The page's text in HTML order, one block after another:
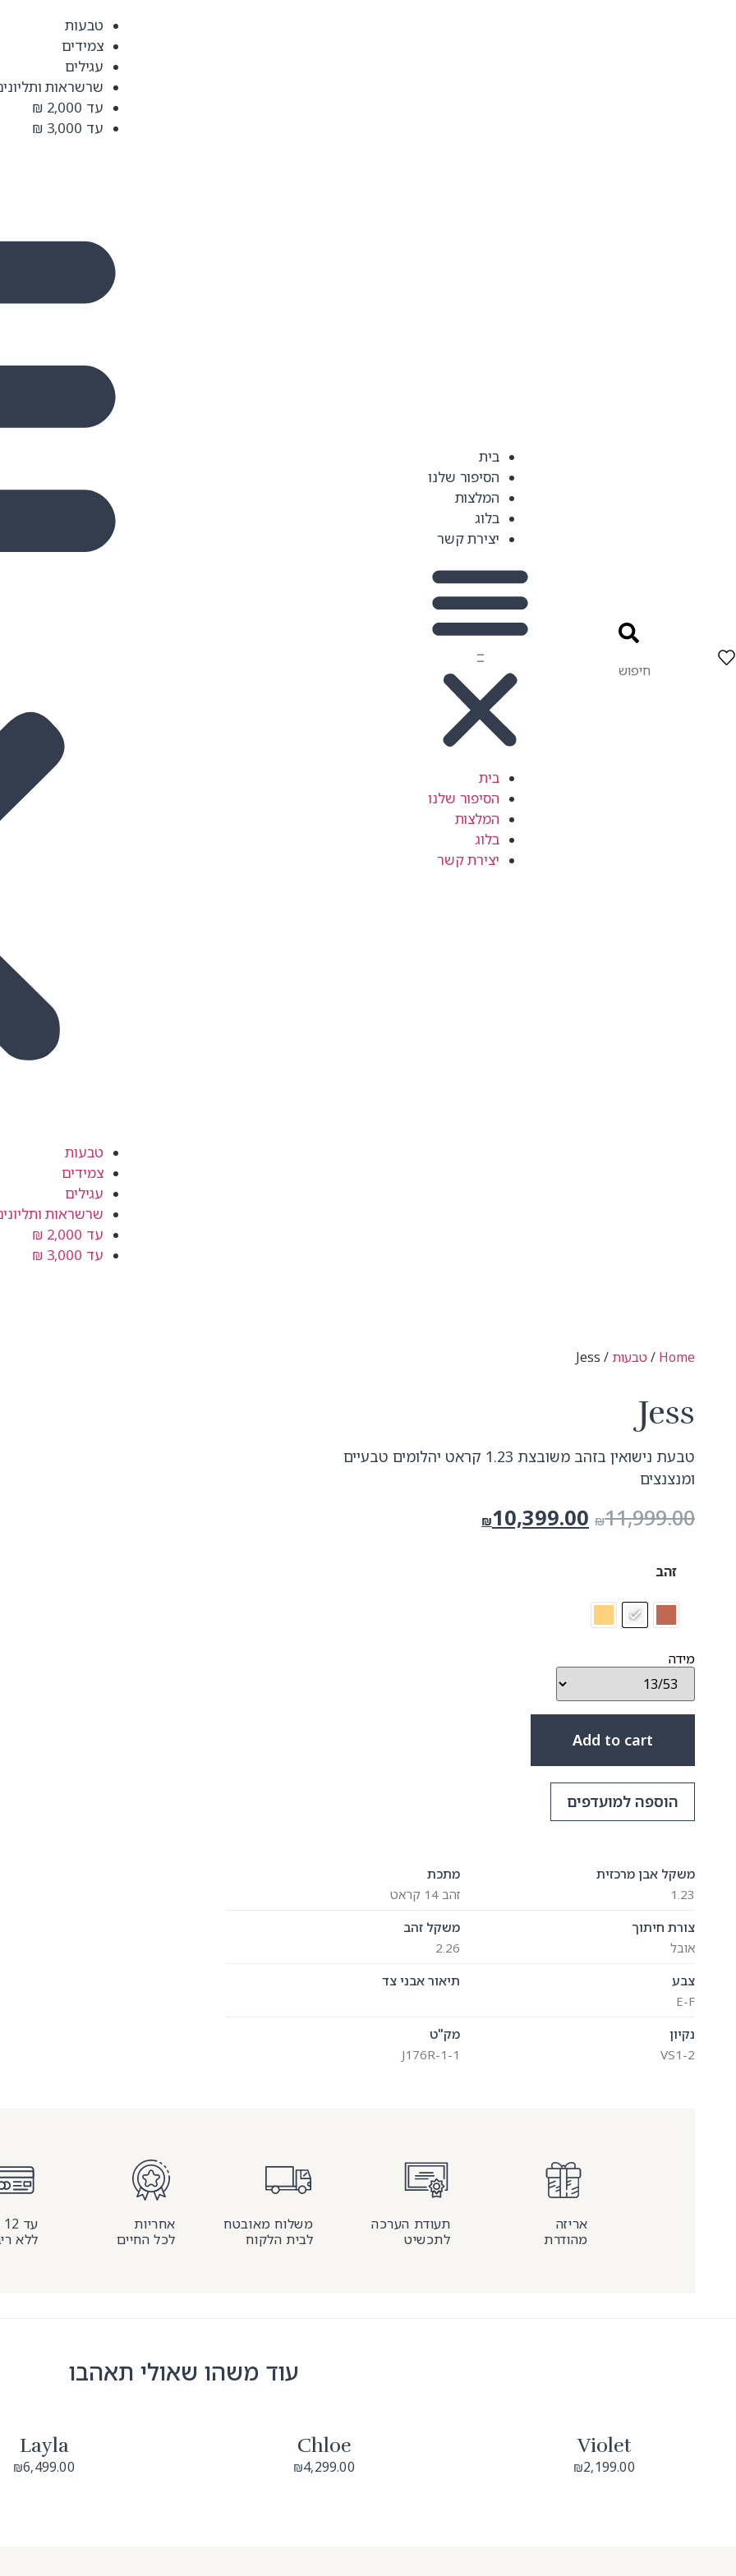
בית
הסיפור שלנו
המלצות
בלוג
יצירת קשר
בית
הסיפור שלנו
המלצות
בלוג
יצירת קשר
טבעות
צמידים
עגילים
שרשראות
עד 2,000 ₪
עד 3,000 ₪
טבעות
צמידים
עגילים
שרשראות
עד 2,000 ₪
עד 3,000 ₪
Home
/ טבעות / Jess
Jess
טבעת נישואין בזהב משובצת 1.23 קראט יהלומים טבעיים
ומנצנצים
₪11,999.00
₪10,399.00
זהב
מידה
Add to cart
הוספה למועדפים
משקל אבן מרכזית
1.23
מתכת
זהב 14 קראט
צורת חיתוך
אובל
משקל זהב
2.26
צבע
E-F
תיאור אבני צד
נקיון
VS1-2
מק"ט
J176R-1-1
אריזה
מהודרת
תעודת הערכה
לתכשיט
משלוח מאובטח
לבית הלקוח
אחריות
לכל החיים
עד 12 תשלומים
ללא
עוד משהו שאולי תאהבו
Violet
₪2,199.00
Chloe
₪4,299.00
Layla
₪6,499.00